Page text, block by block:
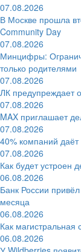
07.08.2026
В Москве прошла
Community Day
07.08.2026
Минцифры:
только родителями
07.08.2026
ЛК предупреждает
07.08.2026
MAX приглашает
07.08.2026
40% компаний даёт
07.08.2026
Как будет устроен
06.08.2026
Банк России привёл
месяца
06.08.2026
Как магистральная
06.08.2026